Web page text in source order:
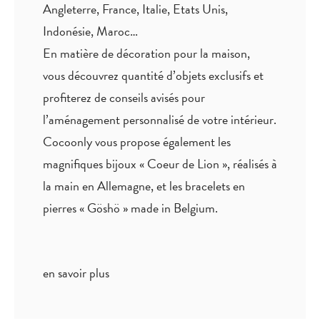
Angleterre, France, Italie, Etats Unis,
Indonésie, Maroc…
En matière de décoration pour la maison,
vous découvrez quantitéd’objets exclusifset
profiterez deconseils aviséspour
l’aménagement personnalisé de votre intérieur.
Cocoonly vous propose également les
magnifiques bijoux « Coeur de Lion », réalisés à
la main en Allemagne, et les bracelets en
pierres « Göshö » made in Belgium.
en savoir plus